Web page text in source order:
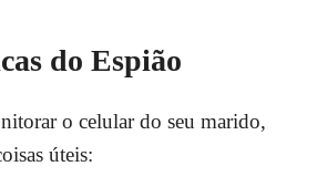
do Espião
o celular do seu marido,
úteis: